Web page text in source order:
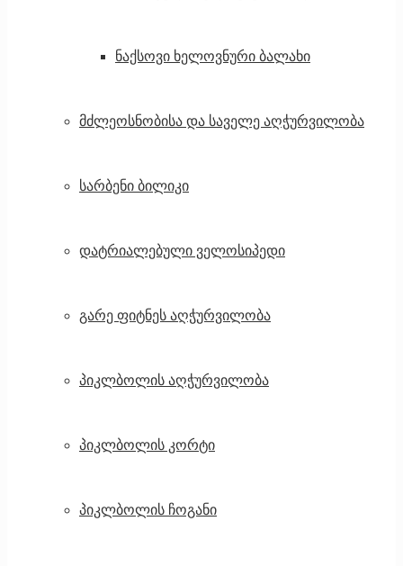
ნაქსოვი ხელოვნური ბალახი
მძლეოსნობისა და საველე აღჭურვილობა
სარბენი ბილიკი
დატრიალებული ველოსიპედი
გარე ფიტნეს აღჭურვილობა
პიკლბოლის აღჭურვილობა
პიკლბოლის კორტი
პიკლბოლის ჩოგანი